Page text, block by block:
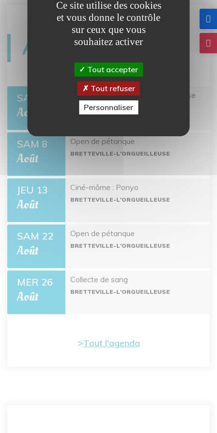
Agenda
SAM 1
Août
Twisto tour Bretteville-l'Orgueilleuse
BRETTEVILLE-L'ORGUEILLEUSE
SAM 8
Août
Open de pétanque
BRETTEVILLE-L'ORGUEILLEUSE
JEU 13
Août
Ciné-môme : Ponyo
BRETTEVILLE-L'ORGUEILLEUSE
SAM 22
Août
Open de pétanque
BRETTEVILLE-L'ORGUEILLEUSE
MER 26
Août
Collecte de sang
BRETTEVILLE-L'ORGUEILLEUSE
Tout l'agenda
Ce site utilise des cookies
et vous donne le contrôle
sur ceux que vous
souhaitez activer
Tout accepter
Tout refuser
Personnaliser